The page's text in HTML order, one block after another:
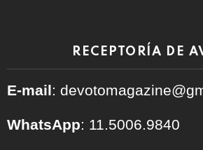
RECEPTORÍA DE
E-mail:
WhatsApp: 11.5006.9840